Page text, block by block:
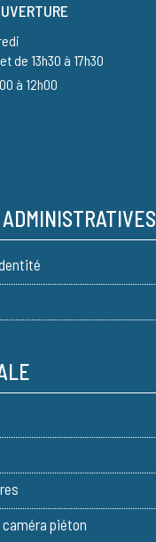
de 13h30 à 17h30
à 12h00
piéton